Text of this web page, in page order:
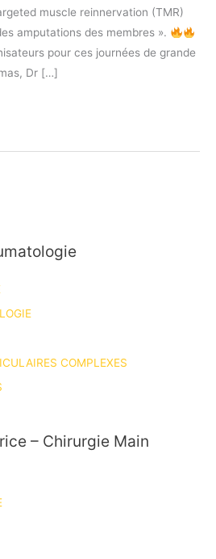
muscle reinnervation (TMR)
amputations des membres ».
pour ces journées de grande
Dr […]
COMPLEXES
– Chirurgie Main